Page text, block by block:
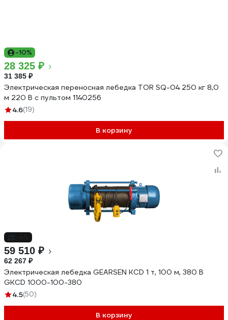
-10%
28 325 ₽
31 385 ₽
Электрическая переносная лебедка TOR SQ-04 250 кг 8,0
м 220 В с пультом 1140256
4.6(19)
В корзину
59 510 ₽
62 267 ₽
Электрическая лебедка GEARSEN KCD 1 т, 100 м, 380 В
GKCD 1000-100-380
4.5(50)
В корзину